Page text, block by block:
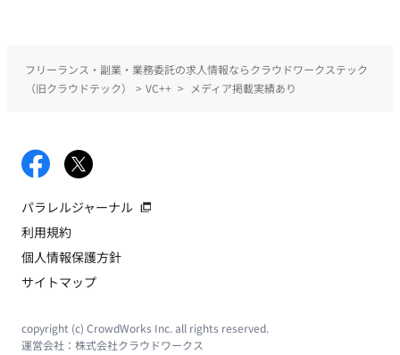
フリーランス・副業・業務委託の求人情報ならクラウドワークステック
（旧クラウドテック）
> VC++ > メディア掲載実績あり
パラレルジャーナル
利用規約
個人情報保護方針
サイトマップ
copyright (c) CrowdWorks Inc. all rights reserved.
運営会社： 株式会社クラウドワークス